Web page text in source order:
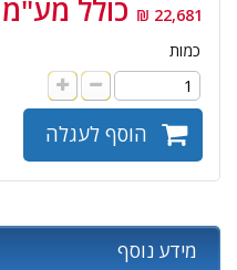
22,681 ₪ כולל מע"מ
כמות
הוסף לעגלה
מידע נוסף